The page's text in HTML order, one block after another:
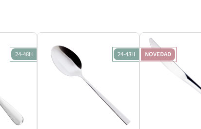
24-48H 24-48H NOVEDAD